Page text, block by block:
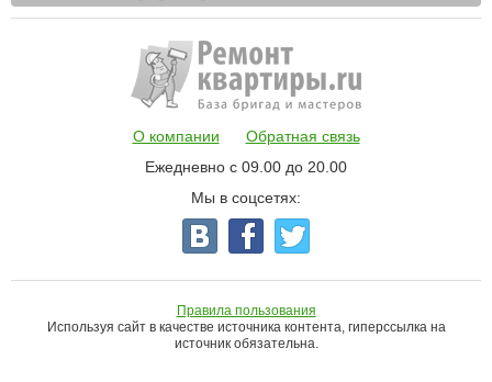
О компании
Обратная связь
Ежедневно с 09.00 до 20.00
Мы в соцсетях:
Правила пользования
Используя сайт в качестве источника контента, гиперссылка на
источник обязательна.